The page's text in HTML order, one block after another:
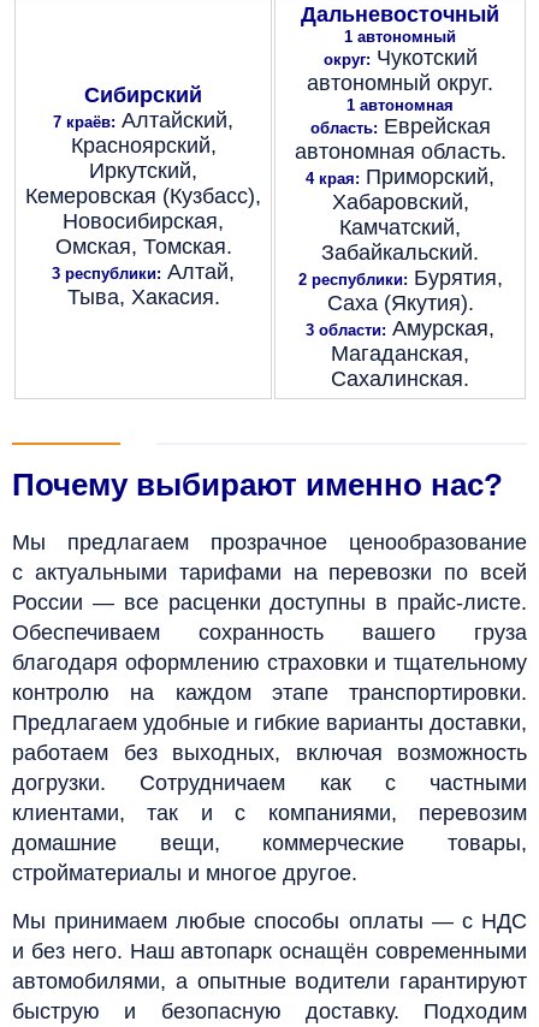
Сибирский
7 краёв: Алтайский,
Красноярский,
Иркутский,
Кемеровская (Кузбасс),
Новосибирская,
Омская, Томская.
3 республики: Алтай,
Тыва, Хакасия.
Дальневосточный
1 автономный
округ: Чукотский
автономный округ.
1 автономная
область: Еврейская
автономная область.
4 края: Приморский,
Хабаровский,
Камчатский,
Забайкальский.
2 республики: Бурятия,
Саха (Якутия).
3 области: Амурская,
Магаданская,
Сахалинская.
Почему выбирают именно нас?
Мы предлагаем прозрачное ценообразование
с актуальными тарифами на перевозки по всей
России — все расценки доступны в прайс-листе.
Обеспечиваем сохранность вашего груза
благодаря оформлению страховки и тщательному
контролю на каждом этапе транспортировки.
Предлагаем удобные и гибкие варианты доставки,
работаем без выходных, включая возможность
догрузки. Сотрудничаем как с частными
клиентами, так и с компаниями, перевозим
домашние вещи, коммерческие товары,
стройматериалы и многое другое.
Мы принимаем любые способы оплаты — с НДС
и без него. Наш автопарк оснащён современными
автомобилями, а опытные водители гарантируют
быструю и безопасную доставку. Подходим